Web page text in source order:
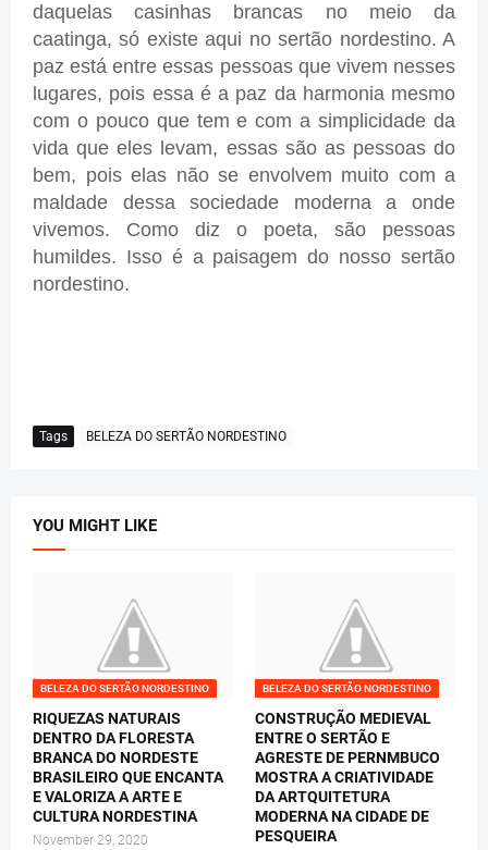
daquelas casinhas brancas no meio da
caatinga, só existe aqui no sertão nordestino. A
paz está entre essas pessoas que vivem nesses
lugares, pois essa é a paz da harmonia mesmo
com o pouco que tem e com a simplicidade da
vida que eles levam, essas são as pessoas do
bem, pois elas não se envolvem muito com a
maldade dessa sociedade moderna a onde
vivemos. Como diz o poeta, são pessoas
humildes. Isso é a paisagem do nosso sertão
nordestino.
Tags BELEZA DO SERTÃO NORDESTINO
YOU MIGHT LIKE
BELEZA DO SERTÃO NORDESTINO
RIQUEZAS NATURAIS
DENTRO DA FLORESTA
BRANCA DO NORDESTE
BRASILEIRO QUE ENCANTA
E VALORIZA A ARTE E
CULTURA NORDESTINA
November 29, 2020
BELEZA DO SERTÃO NORDESTINO
CONSTRUÇÃO MEDIEVAL
ENTRE O SERTÃO E
AGRESTE DE PERNMBUCO
MOSTRA A CRIATIVIDADE
DA ARTQUITETURA
MODERNA NA CIDADE DE
PESQUEIRA